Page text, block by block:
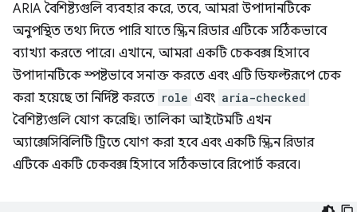
ARIA বৈশিষ্ট্যগুলি ব্যবহার করে, তবে, আমরা উপাদানটিকে
অনুপস্থিত তথ্য দিতে পারি যাতে স্ক্রিন রিডার এটিকে সঠিকভাবে
ব্যাখ্যা করতে পারে। এখানে, আমরা একটি চেকবক্স হিসাবে
উপাদানটিকে স্পষ্টভাবে সনাক্ত করতে এবং এটি ডিফল্টরূপে চেক
করা হয়েছে তা নির্দিষ্ট করতে role এবং aria-checked
বৈশিষ্ট্যগুলি যোগ করেছি। তালিকা আইটেমটি এখন
অ্যাক্সেসিবিলিটি ট্রিতে যোগ করা হবে এবং একটি স্ক্রিন রিডার
এটিকে একটি চেকবক্স হিসাবে সঠিকভাবে রিপোর্ট করবে।